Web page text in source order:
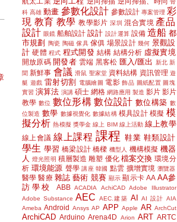
科 高雄 動畫 參數化設計 參數設計 專案管理 彩
現 教育 教學 教學影片 深圳 混合實境 產品
設計 眼鏡 船舶設計 設計 設計運算 設備 造船 都
市規劃 陶瓷 陶磁 傢具 傢俱 場景設計 幾何 景觀設
計 硬體 程式 程式開發 結構 結構分析 虛擬實境
開放原碼 開發者 雲端 黑客松 匯入/匯出 新北 新
聞 新鮮事 會議 滑鼠 聖家堂 資料結構 資訊管理 遊
艇 遊戲 雷射切割 電腦繪圖 電影 飾品 圖紙配置 圖塊
實習 演算法 演講 碩士 網格 網路應用 製造 影片 影片
教學 數位 數位形構 數位設計 數位構築 數
位製造 數學 數據視覺化 數據結構 模具設計 模擬 模
擬分析 熱模擬 獎學金 線上 BIM 線上活動 線上教學
線上會議 線上課程 課程 鞋業 鞋類設計
學生 學習 橋梁設計 橋樑 機型人 機構模擬 機器
人
燈光照明 積層製造 雕塑 優化 檔案交換 環境分
析 環境能源 聲學 講座 韓國 點雲 擴增實境 瀏覽器
醫學 醫療 雜誌 藝術 競賽 顯示 顯示卡 AA AA參
訪學校
ABB ACADIA AchiCAD
Adobe Illustrator
Adobe Substance AEC AEC.建築 AI AI 設計 AIA
Ameba Android Ansys AP APP Apple AR ArchCut
ArchiCAD Arduino Arena4D Arion ART ARTC